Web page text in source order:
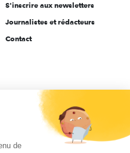
S'inscrire aux newsletters
Journalistes et rédacteurs
Contact
de